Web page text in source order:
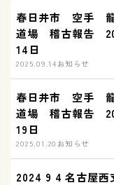
春日井市 空手 龍
道場 稽古報告
14日
2025.09.14お知らせ
春日井市 空手 龍
道場 稽古報告
19日
2025.01.20 お知らせ
2024 9 4 名古屋西